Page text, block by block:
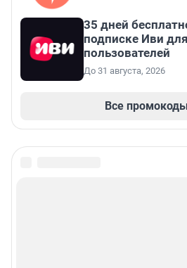
35 дней
подписке Иви
пользователей
До 31 августа, 2026
Все промокоды